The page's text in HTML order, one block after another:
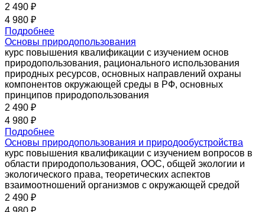
2 490 ₽
4 980 ₽
Подробнее
Основы природопользования
курс повышения квалификации с изучением основ
природопользования, рационального использования
природных ресурсов, основных направлений охраны
компонентов окружающей среды в РФ, основных
принципов природопользования
2 490 ₽
4 980 ₽
Подробнее
Основы природопользования и природообустройства
курс повышения квалификации с изучением вопросов в
области природопользования, ООС, общей экологии и
экологического права, теоретических аспектов
взаимоотношений организмов с окружающей средой
2 490 ₽